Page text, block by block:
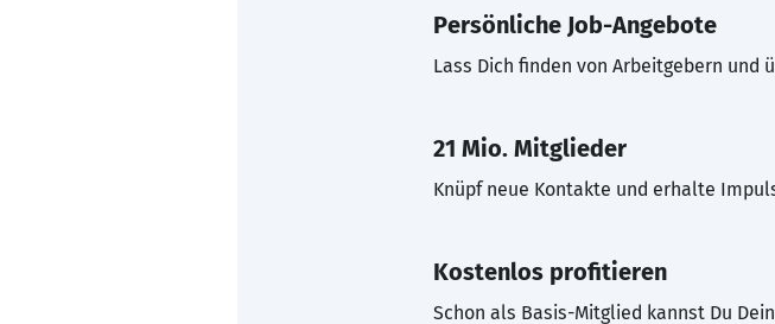
Persönliche Job-Angebote
Lass Dich finden von Arbeitgebern und
21 Mio. Mitglieder
Knüpf neue Kontakte und erhalte
Kostenlos profitieren
Schon als Basis-Mitglied kannst Du